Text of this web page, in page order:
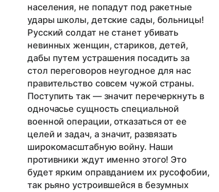
населения, не попадут под ракетные
удары школы, детские сады, больницы!
Русский солдат не станет убивать
невинных женщин, стариков, детей,
дабы путем устрашения посадить за
стол переговоров неугодное для нас
правительство совсем чужой страны.
Поступить так — значит перечеркнуть в
одночасье сущность специальной
военной операции, отказаться от ее
целей и задач, а значит, развязать
широкомасштабную войну. Наши
противники ждут именно этого! Это
будет ярким оправданием их русофобии,
так рьяно устроившейся в безумных